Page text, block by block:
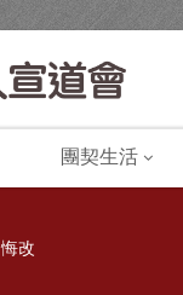
團契生活
悔改